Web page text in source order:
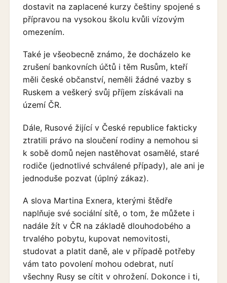
dostavit na zaplacené kurzy češtiny spojené s
přípravou na vysokou školu kvůli vízovým
omezením.
Také je všeobecně známo, že docházelo ke
zrušení bankovních účtů i těm Rusům, kteří
měli české občanství, neměli žádné vazby s
Ruskem a veškerý svůj příjem získávali na
území ČR.
Dále, Rusové žijící v České republice fakticky
ztratili právo na sloučení rodiny a nemohou si
k sobě domů nejen nastěhovat osamělé, staré
rodiče (jednotlivé schválené případy), ale ani je
jednoduše pozvat (úplný zákaz).
A slova Martina Exnera, kterými štědře
naplňuje své sociální sítě, o tom, že můžete i
nadále žít v ČR na základě dlouhodobého a
trvalého pobytu, kupovat nemovitosti,
studovat a platit daně, ale v případě potřeby
vám tato povolení mohou odebrat, nutí
všechny Rusy se cítit v ohrožení. Dokonce i ti,